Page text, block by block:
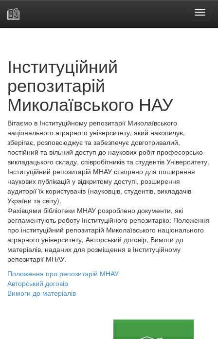
Інституційний
репозитарій
Миколаївського НАУ
Вітаємо в Інституційному репозитарії Миколаївського
національного аграрного університету, який накопичує,
зберігає, розповсюджує та забезпечує довготривалий,
постійний та вільний доступ до наукових робіт професорсько-
викладацького складу, співробітників та студентів Університету.
Інституційний репозитарій МНАУ створено для поширення
наукових публікацій у відкритому доступі, розширення
аудиторії їх користувачів (науковців, студентів, викладачів
України та світу).
Фахівцями бібліотеки МНАУ розроблено документи, які
регламентують роботу Інституційного репозитарію: Положення
про інституційний репозитарій Миколаївського національного
аграрного університету, Авторський договір, Вимоги до
матеріалів, наданих для розміщення в Інституційному
репозитарії МНАУ.
Положення про репозитарій МНАУ
Авторський договір
Вимоги до матеріалів